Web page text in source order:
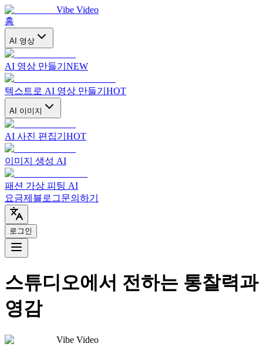
Vibe Video
홈
AI 영상
AI 영상 만들기 NEW
텍스트로 AI 영상 만들기 HOT
AI 이미지
AI 사진 편집기 HOT
이미지 생성 AI
패션 가상 피팅 AI
요금제 블로그문의하기
로그인
스튜디오에서 전하는 통찰력과
영감
Vibe Video